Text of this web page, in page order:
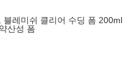
블레미쉬 클리어 수딩 폼 200ml
산성 폼